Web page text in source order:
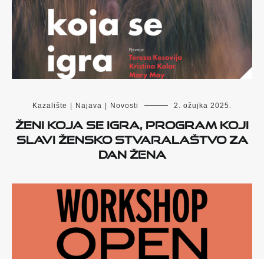
Kazalište Najava Novosti 2. ožujka 2025.
Ženi koja se igra, program koji
slavi žensko stvaralaštvo za
Dan žena